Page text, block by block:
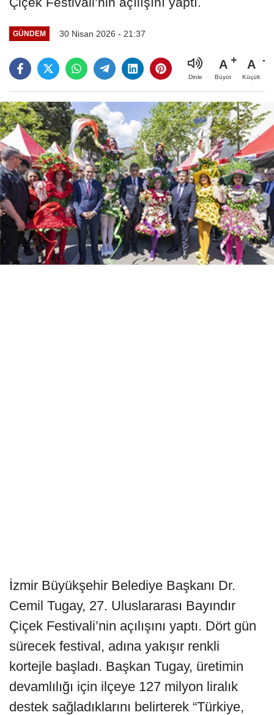
GÜNDEM 30 Nisan 2026 - 21:37
Dinle
A
Büyüt
A
Küçült
İzmir Büyükşehir Belediye Başkanı Dr.
Cemil Tugay, 27. Uluslararası Bayındır
Çiçek Festivali’nin açılışını yaptı. Dört gün
sürecek festival, adına yakışır renkli
kortejle başladı. Başkan Tugay, üretimin
devamlılığı için ilçeye 127 milyon liralık
destek sağladıklarını belirterek “Türkiye,